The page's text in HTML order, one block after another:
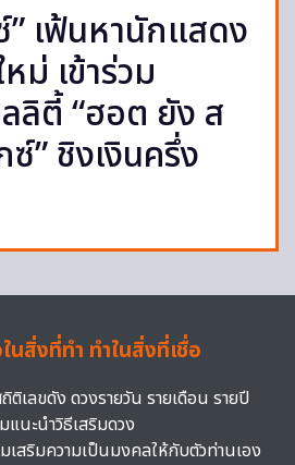
” เฟ้นหานักแสดง
ม่ เข้าร่วม
ลิตี้ “ฮอต ยัง ส
” ชิงเงินครึ่ง
นสิ่งที่ทำ ทำในสิ่งที่เชื่อ
ติเลขดัง ดวงรายวัน รายเดือน รายปี
แนะนำวิธีเสริมดวง
เสริมความเป็นมงคลให้กับตัวท่านเอง